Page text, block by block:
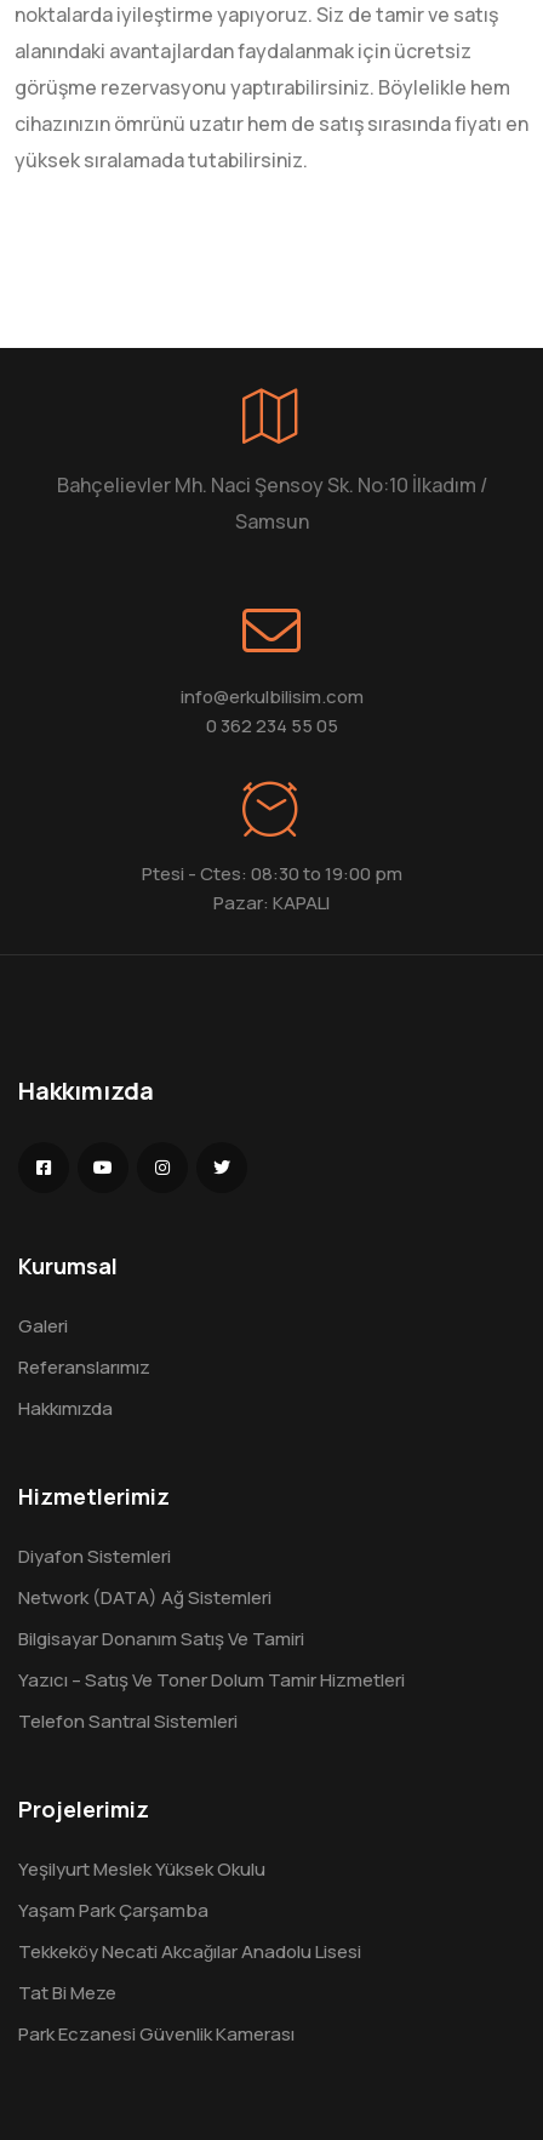
noktalarda iyileştirme yapıyoruz. Siz de tamir ve satış
alanındaki avantajlardan faydalanmak için ücretsiz
görüşme rezervasyonu yaptırabilirsiniz. Böylelikle hem
cihazınızın ömrünü uzatır hem de satış sırasında fiyatı en
yüksek sıralamada tutabilirsiniz.
Bahçelievler Mh. Naci Şensoy Sk. No:10 İlkadım /
Samsun
info@erkulbilisim.com
0 362 234 55 05
Ptesi - Ctes: 08:30 to 19:00 pm
Pazar: KAPALI
Hakkımızda
Kurumsal
Galeri
Referanslarımız
Hakkımızda
Hizmetlerimiz
Diyafon Sistemleri
Network (DATA) Ağ Sistemleri
Bilgisayar Donanım Satış Ve Tamiri
Yazıcı – Satış Ve Toner Dolum Tamir Hizmetleri
Telefon Santral Sistemleri
Projelerimiz
Yeşilyurt Meslek Yüksek Okulu
Yaşam Park Çarşamba
Tekkeköy Necati Akcağılar Anadolu Lisesi
Tat Bi Meze
Park Eczanesi Güvenlik Kamerası